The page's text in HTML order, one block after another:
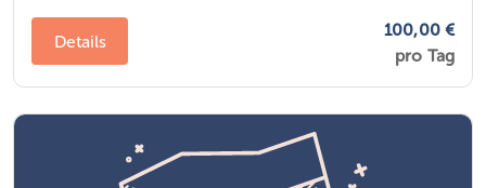
Details
100,00 €
pro Tag